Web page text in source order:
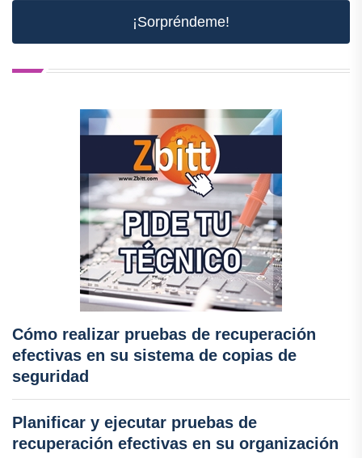
¡Sorpréndeme!
Cómo realizar pruebas de recuperación
efectivas en su sistema de copias de
seguridad
Planificar y ejecutar pruebas de
recuperación efectivas en su organización